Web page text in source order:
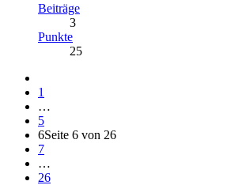
Beiträge
3
Punkte
25
1
…
5
6Seite 6 von 26
7
…
26